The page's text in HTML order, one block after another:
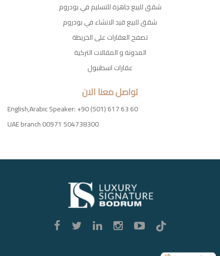
شقق للبيع جاهزة للتسليم في بودروم
شقق للبيع قيد الانشاء في بودروم
تصفح العقارات على الخريطة
المدونة و المقالات التركية
عقارات اسطنبول
تواصل معنا الان
English,Arabic Speaker: +90 (501) 617 63 60
UAE branch 00971 504738300